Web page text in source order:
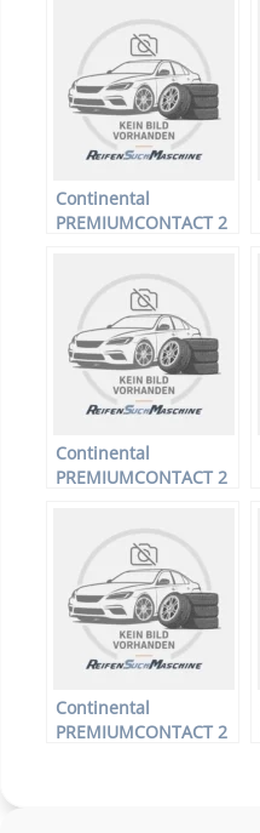
R16 92W –
Sommerreifen
Continental
PREMIUMCONTACT 2
R16 95V –
Sommerreifen
Continental
PREMIUMCONTACT 2
R15 84H –
Sommerreifen
Continental
PREMIUMCONTACT 2